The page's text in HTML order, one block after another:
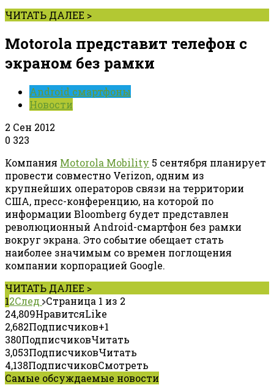
ЧИТАТЬ ДАЛЕЕ >
Motorola представит телефон с
экраном без рамки
Android смартфоны
Новости
2 Сен 2012
0 323
Компания Motorola Mobility 5 сентября планирует
провести совместно Verizon, одним из
крупнейших операторов связи на территории
США, пресс-конференцию, на которой по
информации Bloomberg будет представлен
революционный Android-смартфон без рамки
вокруг экрана. Это событие обещает стать
наиболее значимым со времен поглощения
компании корпорацией Google.
ЧИТАТЬ ДАЛЕЕ >
12След Страница 1 из 2
24,809НравитсяLike
2,682Подписчиков+1
380ПодписчиковЧитать
3,053ПодписчиковЧитать
4,138ПодписчиковСмотреть
Самые обсуждаемые новости